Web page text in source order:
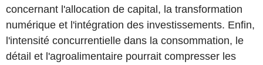
concernant l'allocation de capital, la transformation
numérique et l'intégration des investissements. Enfin,
l'intensité concurrentielle dans la consommation, le
détail et l'agroalimentaire pourrait compresser les